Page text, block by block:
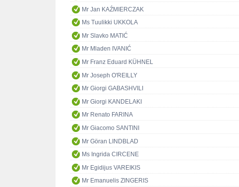
Mr Jan KAŹMIERCZAK
Ms Tuulikki UKKOLA
Mr Slavko MATIĆ
Mr Mladen IVANIĆ
Mr Franz Eduard KÜHNEL
Mr Joseph O'REILLY
Mr Giorgi GABASHVILI
Mr Giorgi KANDELAKI
Mr Renato FARINA
Mr Giacomo SANTINI
Mr Göran LINDBLAD
Ms Ingrida CIRCENE
Mr Egidijus VAREIKIS
Mr Emanuelis ZINGERIS